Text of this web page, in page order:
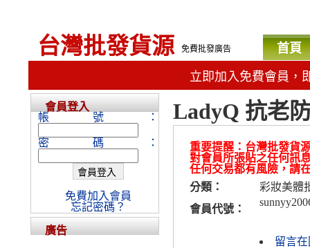
台灣批發貨源 免費批發廣告 首頁
立即加入免費會員，
LadyQ 抗老
重要提醒：台灣批發貨
對會員所張貼之任何訊
任何交易都有風險，請
分類：
彩妝美體
會員代號：
留言
會員登入
帳號：
密碼：
免費加入會員
忘記密碼？
廣告